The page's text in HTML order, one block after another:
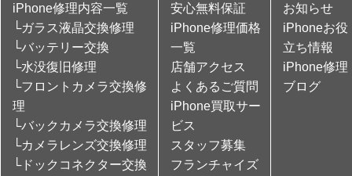
iPhone修理内容一覧
└ガラス液晶交換修理
└バッテリー交換
└水没復旧修理
└フロントカメラ交換修
理
└バックカメラ交換修理
└カメラレンズ交換修理
└ドックコネクター交換
安心無料保証
iPhone修理価格
一覧
店舗アクセス
よくあるご質問
iPhone買取サー
ビス
スタッフ募集
フランチャイズ
お知らせ
iPhoneお役
立ち情報
iPhone修理
ブログ